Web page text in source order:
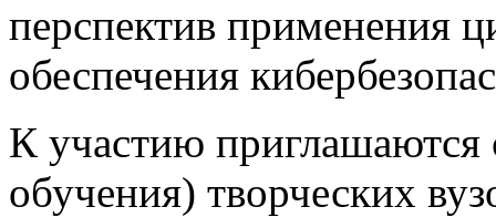
перспектив применения
обеспечения
К участию приглашаются
обучения) творческих